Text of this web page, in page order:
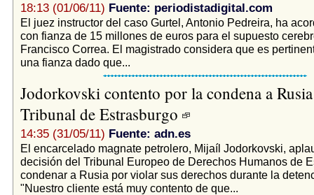
18:13 (01/06/11) Fuente: periodistadigital.com
El juez instructor del caso Gurtel, Antonio Pedreira, ha
con fianza de 15 millones de euros para el supuesto
Francisco Correa. El magistrado considera que es
una fianza dado que...
Jodorkovski contento por la condena a
Tribunal de Estrasburgo
14:35 (31/05/11) Fuente: adn.es
El encarcelado magnate petrolero, Mijaíl Jodorkovski,
decisión del Tribunal Europeo de Derechos Humanos de
condenar a Rusia por violar sus derechos durante la
"Nuestro cliente está muy contento de que...